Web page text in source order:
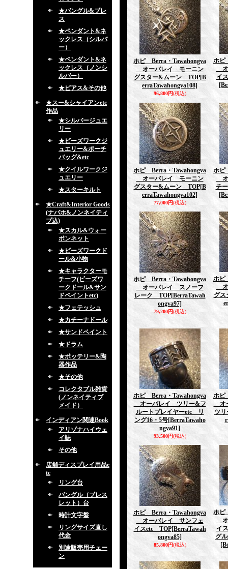
★バングル&ブレ
ス
★ペンダント&ネ
ックレス（シルバ
ー）
★ペンダント&ネ
ックレス（ノンシ
ルバー）
★ピアス&その他
★スー&シャイアンetc
作品
★シルバージュエ
リー
★ビーズワークジ
ュエリー&ポーチ
バッグ&etc
★クイルワークジ
ュエリー
★スターキルト
★Craft&Interior Goods
(ナバホ&ノンネイティ
ブ込)
★スカル&ウォー
ボンネット
★ビーズワークド
ール&小物
★キャラクターモ
チーフ(ビーズワ
ークドール&サン
ドペイントetc)
★フェテッシュ
★カチーナドール
★サンドペイント
★ドラム
★ポッテリー&陶
器作品
★その他
コレクタブル雑貨
(ノンネイティブ
メイド）
インディアン関連Book
アリゾナハイウェ
イ誌
その他
店舗ディスプレイ用品e
tc
リング台
バングル（ブレス
レット）台
時計文字盤
リングサイズ直し
代金
別途販売用チェー
ン
ホピ Berra・Tawahongva
オーバレイ モーニン
グスター&ムーン TOP[B
erraTawahongva108]
96,800円(税込)
ホピ
オ
イ
ホピ Berra・Tawahongva
オーバレイ モーニン
グスター&ムーン TOP[B
erraTawahongva102]
77,000円(税込)
ホピ
オ
チ
ホピ Berra・Tawahongva
オーバレイ スノーフ
レーク TOP[BerraTawah
ongva97]
79,200円(税込)
ホピ
オ
グ
ホピ Berra・Tawahongva
オーバレイ ツリー&フ
ルートプレイヤーetc リ
ング16・5号[BerraTawaho
ngva91]
93,500円(税込)
ホピ
オ
ツ
ホピ Berra・Tawahongva
オーバレイ サンフェ
イスetc TOP[BerraTawah
ongva85]
85,800円(税込)
ホピ
オ
イ
グ